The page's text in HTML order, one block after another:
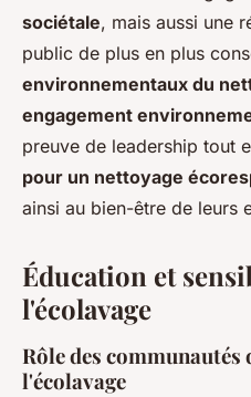
sociétale, mais aussi une
public de plus en plus
environnementaux du
engagement
preuve de leadership tout
pour un nettoyage
ainsi au bien-être de leurs
Éducation et
l'écolavage
Rôle des
l'écolavage